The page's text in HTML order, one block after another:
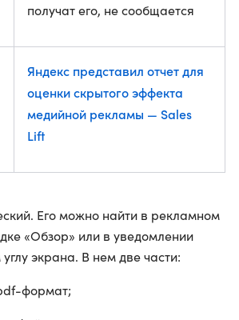
получат его, не сообщается
Яндекс представил отчет для
оценки скрытого эффекта
медийной рекламы — Sales
Lift
Его можно найти в рекламном
«Обзор» или в уведомлении
экрана. В нем две части:
формат;